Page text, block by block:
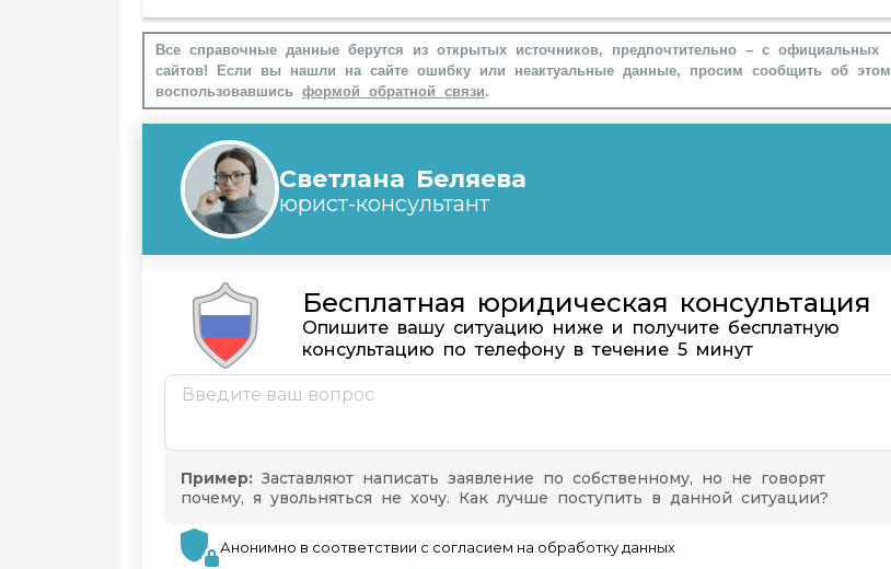
Все справочные данные берутся из открытых источников, предпочтительно – с официальных
сайтов! Если вы нашли на сайте ошибку или неактуальные данные, просим сообщить об этом
воспользовавшись формой обратной связи.